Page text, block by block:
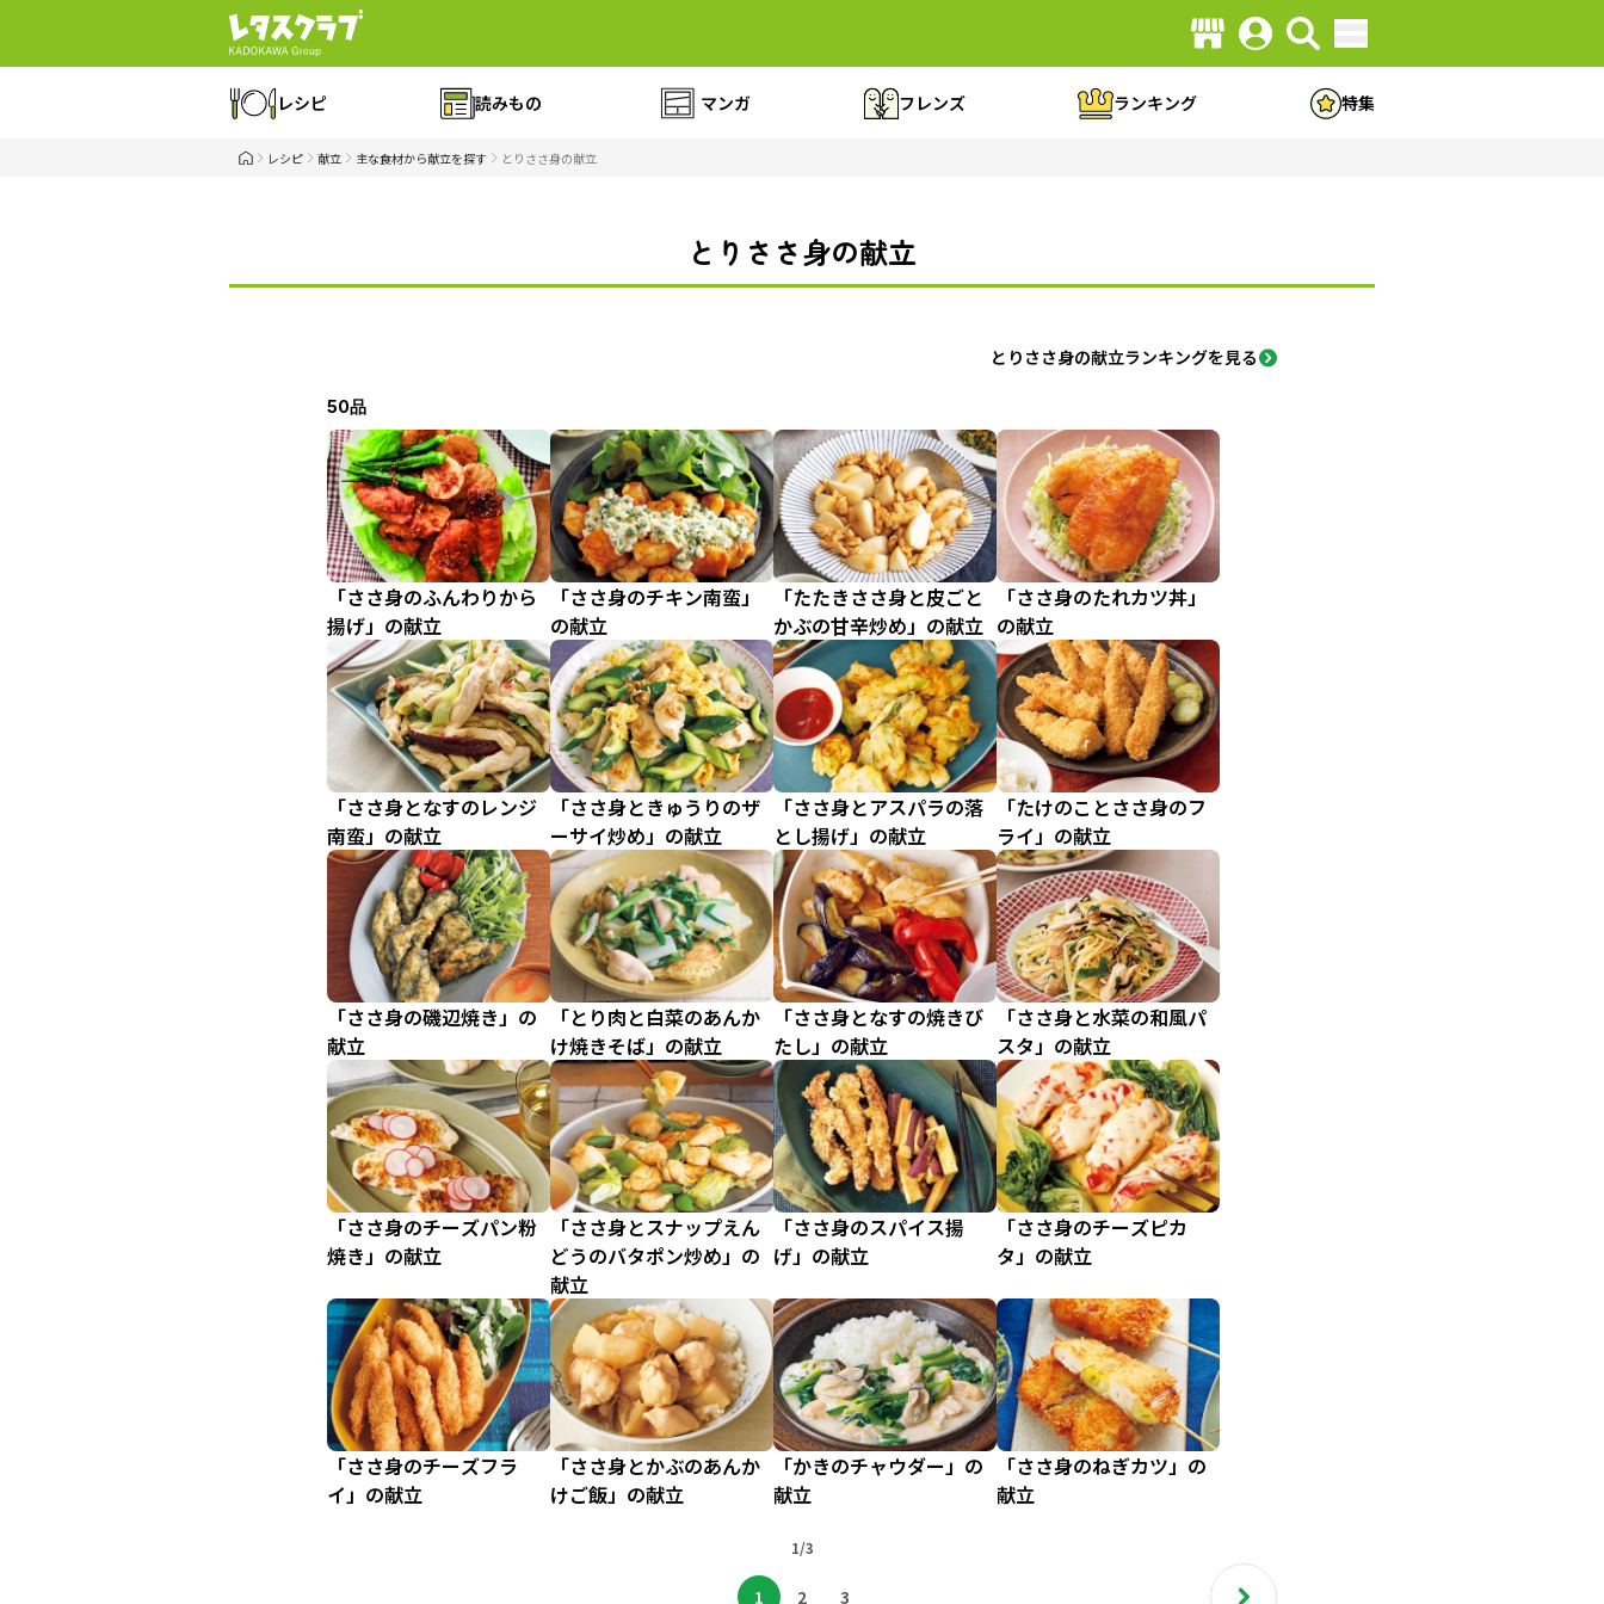
レシピ 読みもの マンガ フレンズ ランキング 特集
レシピ 献立 主な食材から献立を探す とりささ身の献立
とりささ身の献立
とりささ身の献立ランキングを見る
50品
「ささ身のふんわりから
揚げ」の献立
「ささ身のチキン南蛮」
の献立
「たたきささ身と皮ごと
かぶの甘辛炒め」の献立
「ささ身のたれカツ丼」
の献立
「ささ身となすのレンジ
南蛮」の献立
「ささ身ときゅうりのザ
ーサイ炒め」の献立
「ささ身とアスパラの落
とし揚げ」の献立
「たけのことささ身のフ
ライ」の献立
「ささ身の磯辺焼き」の
献立
「とり肉と白菜のあんか
け焼きそば」の献立
「ささ身となすの焼きび
たし」の献立
「ささ身と水菜の和風パ
スタ」の献立
「ささ身のチーズパン粉
焼き」の献立
「ささ身とスナップえん
どうのバタポン炒め」の
献立
「ささ身のスパイス揚
げ」の献立
「ささ身のチーズピカ
タ」の献立
「ささ身のチーズフラ
イ」の献立
「ささ身とかぶのあんか
けご飯」の献立
「かきのチャウダー」の
献立
「ささ身のねぎカツ」の
献立
1/3
1 2 3